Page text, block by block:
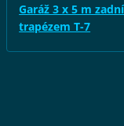
Garáž 3 x 5 m
trapézem T-7